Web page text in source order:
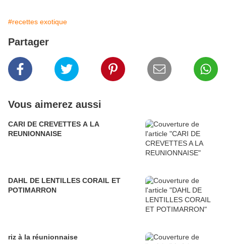
#recettes exotique
Partager
Vous aimerez aussi
CARI DE CREVETTES A LA
REUNIONNAISE
DAHL DE LENTILLES CORAIL ET
POTIMARRON
riz à la réunionnaise